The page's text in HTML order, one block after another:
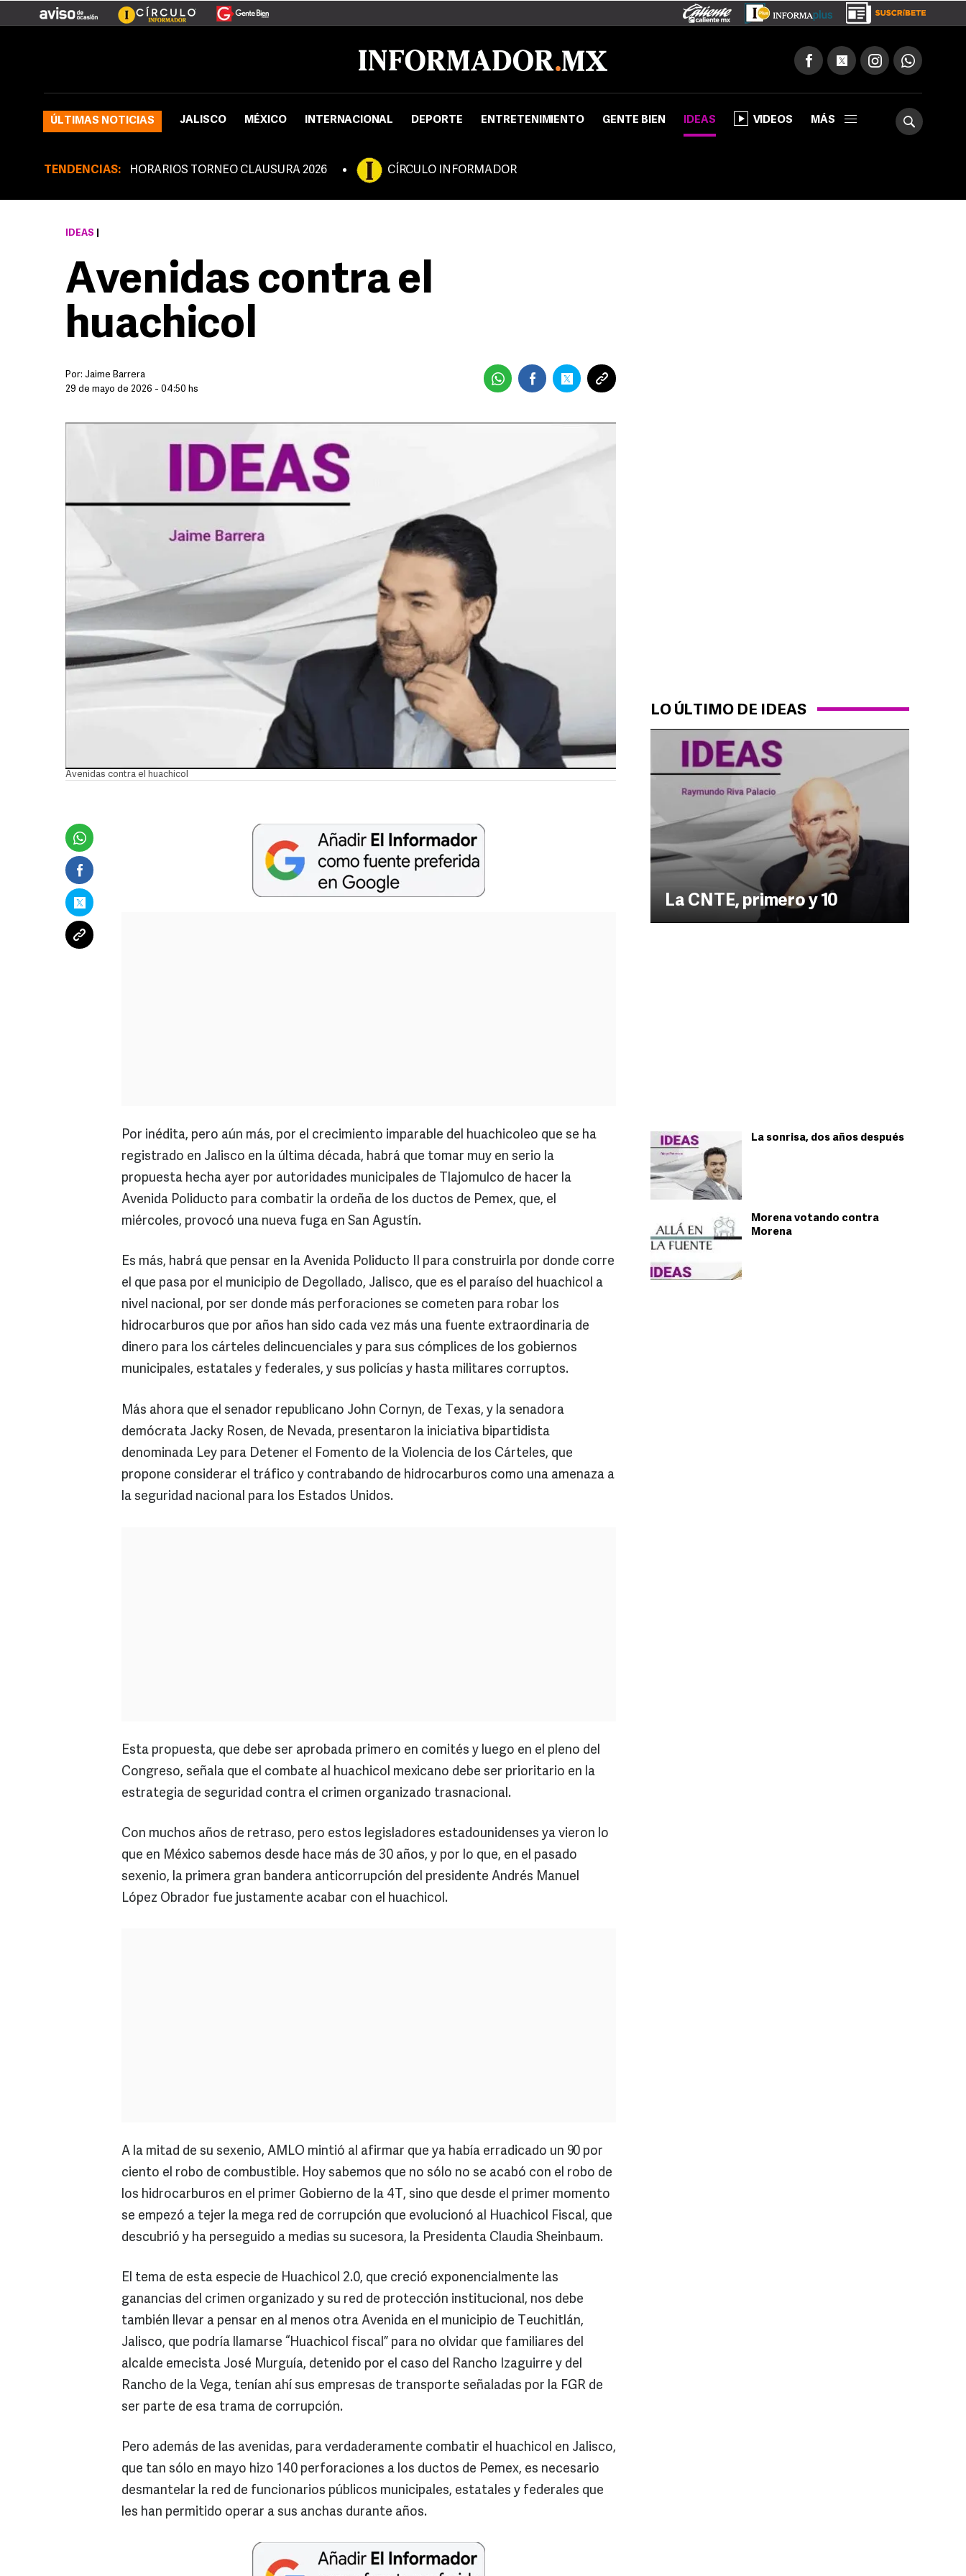
ÚLTIMAS NOTICIAS JALISCO MÉXICO INTERNACIONAL DEPORTE ENTRETENIMIENTO GENTE BIEN IDEAS VIDEOS MÁS
TENDENCIAS: HORARIOS TORNEO CLAUSURA 2026 CÍRCULO INFORMADOR
LO ÚLTIMO DE IDEAS
La CNTE, primero y 10
La sonrisa, dos años después
Morena votando contra
Morena
IDEAS
Avenidas contra el
huachicol
Por: Jaime Barrera
29 de mayo de 2026 - 04:50 hs
Avenidas contra el huachicol
Por inédita, pero aún más, por el crecimiento imparable del huachicoleo que se ha
registrado en Jalisco en la última década, habrá que tomar muy en serio la
propuesta hecha ayer por autoridades municipales de Tlajomulco de hacer la
Avenida Poliducto para combatir la ordeña de los ductos de Pemex, que, el
miércoles, provocó una nueva fuga en San Agustín.
Es más, habrá que pensar en la Avenida Poliducto II para construirla por donde corre
el que pasa por el municipio de Degollado, Jalisco, que es el paraíso del huachicol a
nivel nacional, por ser donde más perforaciones se cometen para robar los
hidrocarburos que por años han sido cada vez más una fuente extraordinaria de
dinero para los cárteles delincuenciales y para sus cómplices de los gobiernos
municipales, estatales y federales, y sus policías y hasta militares corruptos.
Más ahora que el senador republicano John Cornyn, de Texas, y la senadora
demócrata Jacky Rosen, de Nevada, presentaron la iniciativa bipartidista
denominada Ley para Detener el Fomento de la Violencia de los Cárteles, que
propone considerar el tráfico y contrabando de hidrocarburos como una amenaza a
la seguridad nacional para los Estados Unidos.
Esta propuesta, que debe ser aprobada primero en comités y luego en el pleno del
Congreso, señala que el combate al huachicol mexicano debe ser prioritario en la
estrategia de seguridad contra el crimen organizado trasnacional.
Con muchos años de retraso, pero estos legisladores estadounidenses ya vieron lo
que en México sabemos desde hace más de 30 años, y por lo que, en el pasado
sexenio, la primera gran bandera anticorrupción del presidente Andrés Manuel
López Obrador fue justamente acabar con el huachicol.
A la mitad de su sexenio, AMLO mintió al afirmar que ya había erradicado un 90 por
ciento el robo de combustible. Hoy sabemos que no sólo no se acabó con el robo de
los hidrocarburos en el primer Gobierno de la 4T, sino que desde el primer momento
se empezó a tejer la mega red de corrupción que evolucionó al Huachicol Fiscal, que
descubrió y ha perseguido a medias su sucesora, la Presidenta Claudia Sheinbaum.
El tema de esta especie de Huachicol 2.0, que creció exponencialmente las
ganancias del crimen organizado y su red de protección institucional, nos debe
también llevar a pensar en al menos otra Avenida en el municipio de Teuchitlán,
Jalisco, que podría llamarse “Huachicol fiscal” para no olvidar que familiares del
alcalde emecista José Murguía, detenido por el caso del Rancho Izaguirre y del
Rancho de la Vega, tenían ahí sus empresas de transporte señaladas por la FGR de
ser parte de esa trama de corrupción.
Pero además de las avenidas, para verdaderamente combatir el huachicol en Jalisco,
que tan sólo en mayo hizo 140 perforaciones a los ductos de Pemex, es necesario
desmantelar la red de funcionarios públicos municipales, estatales y federales que
les han permitido operar a sus anchas durante años.